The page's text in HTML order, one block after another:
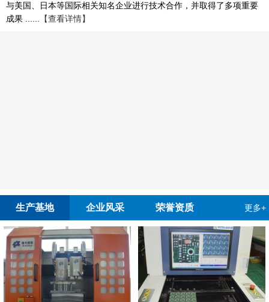
与美国、日本等国际相关知名企业进行技术合作，并取得了多项重要
成果 ......
【查看详情】
生产基地 企业风采 荣誉资质 更多+